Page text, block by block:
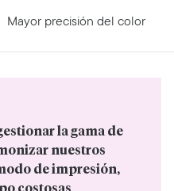
Mayor precisión del color
la gama de
nuestros
de impresión,